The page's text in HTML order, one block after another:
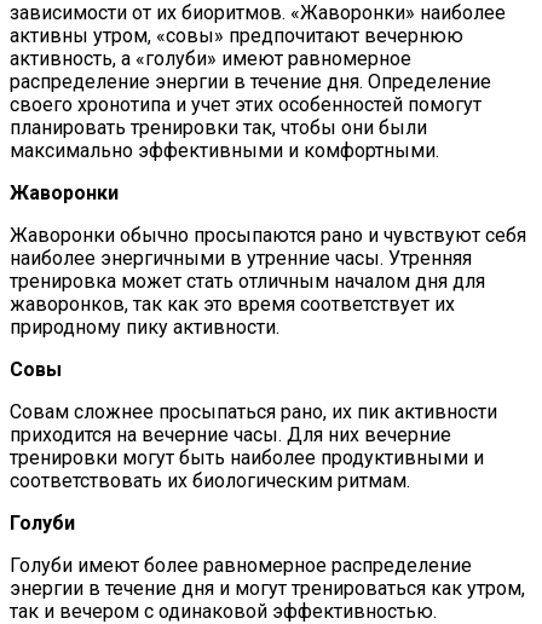
зависимости от их биоритмов. «Жаворонки» наиболее
активны утром, «совы» предпочитают вечернюю
активность, а «голуби» имеют равномерное
распределение энергии в течение дня. Определение
своего хронотипа и учет этих особенностей помогут
планировать тренировки так, чтобы они были
максимально эффективными и комфортными​​.
Жаворонки
Жаворонки обычно просыпаются рано и чувствуют себя
наиболее энергичными в утренние часы. Утренняя
тренировка может стать отличным началом дня для
жаворонков, так как это время соответствует их
природному пику активности.
Совы
Совам сложнее просыпаться рано, их пик активности
приходится на вечерние часы. Для них вечерние
тренировки могут быть наиболее продуктивными и
соответствовать их биологическим ритмам.
Голуби
Голуби имеют более равномерное распределение
энергии в течение дня и могут тренироваться как утром,
так и вечером с одинаковой эффективностью.